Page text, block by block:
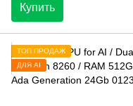
Купить
ТОП ПРОДАЖ
ДЛЯ AI